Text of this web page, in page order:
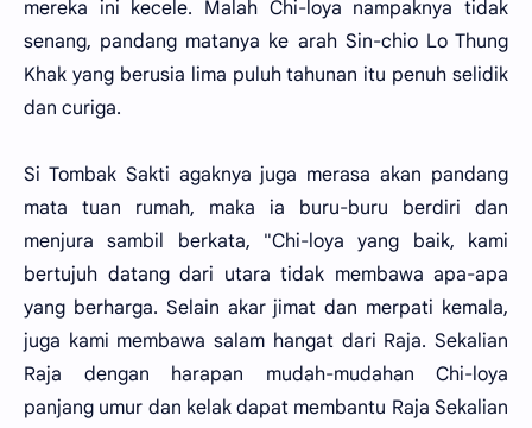
mereka ini kecele. Malah Chi-loya nampaknya tidak
senang, pandang matanya ke arah Sin-chio Lo Thung
Khak yang berusia lima puluh tahunan itu penuh selidik
dan curiga.
Si Tombak Sakti agaknya juga merasa akan pandang
mata tuan rumah, maka ia buru-buru berdiri dan
menjura sambil berkata, "Chi-loya yang baik, kami
bertujuh datang dari utara tidak membawa apa-apa
yang berharga. Selain akar jimat dan merpati kemala,
juga kami membawa salam hangat dari Raja. Sekalian
Raja dengan harapan mudah-mudahan Chi-loya
panjang umur dan kelak dapat membantu Raja Sekalian